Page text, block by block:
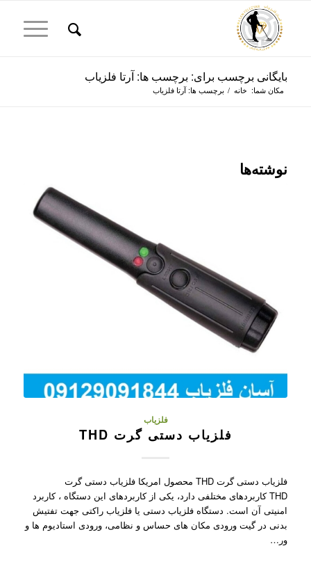
بایگانی برچسب برای: برچسب ها: آرتا فلزیاب
مکان شما: خانه / برچسب ها: آرتا فلزیاب
نوشته‌ها
فلزیاب
فلزیاب دستی گرت THD
فلزیاب دستی گرت THD محصول امریکا فلزیاب دستی گرت
THD کاربردهای مختلفی دارد، یکی از کاربردهای این دستگاه ، کاربرد
امنیتی آن است. دستگاه فلزیاب دستی یا فلزیاب راکتی جهت تفتیش
بدنی در گیت ورودی مکان های حساس و نظامی، ورودی استادیوم ها و
ور…